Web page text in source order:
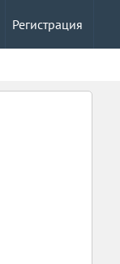
Регистрация